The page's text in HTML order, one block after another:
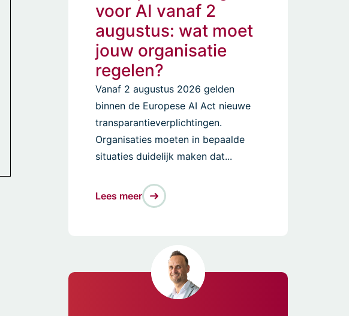
voor AI vanaf 2
augustus: wat moet
jouw organisatie
regelen?
Vanaf 2 augustus 2026 gelden
binnen de Europese AI Act nieuwe
transparantieverplichtingen.
Organisaties moeten in bepaalde
situaties duidelijk maken dat...
Lees meer